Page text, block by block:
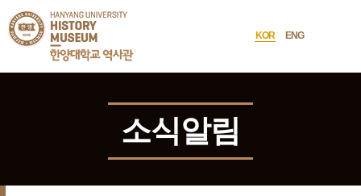
한양대학교
역사관
KOR ENG
소식알림